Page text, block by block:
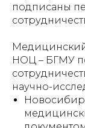
подписаны
НОЦ – БГМУ
научно-